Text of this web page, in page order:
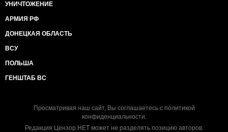
УНИЧТОЖЕНИЕ
АРМИЯ РФ
ДОНЕЦКАЯ ОБЛАСТЬ
ВСУ
ПОЛЬША
ГЕНШТАБ ВС
Просматривая наш сайт, Вы соглашаетесь с политикой
конфиденциальности.
Редакция Цензор.НЕТ может не разделять позицию авторов.